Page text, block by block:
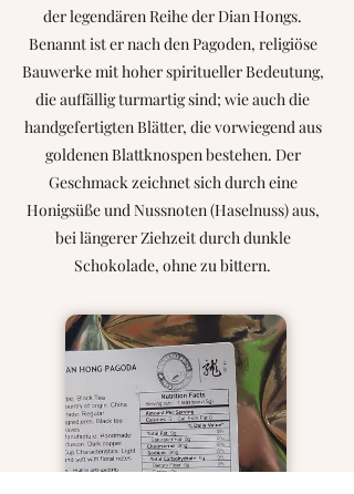
der legendären Reihe der Dian Hongs.
Benannt ist er nach den Pagoden, religiöse
Bauwerke mit hoher spiritueller Bedeutung,
die auffällig turmartig sind; wie auch die
handgefertigten Blätter, die vorwiegend aus
goldenen Blattknospen bestehen. Der
Geschmack zeichnet sich durch eine
Honigsüße und Nussnoten (Haselnuss) aus,
bei längerer Ziehzeit durch dunkle
Schokolade, ohne zu bittern.